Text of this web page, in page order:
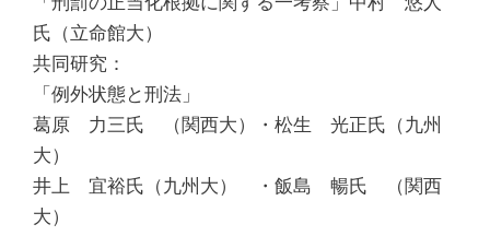
氏（立命館大）
共同研究：
「例外状態と刑法」
葛原 力三氏 （関西大）・松生 光正氏（九州
大）
井上 宜裕氏（九州大） ・飯島 暢氏 （関西
大）